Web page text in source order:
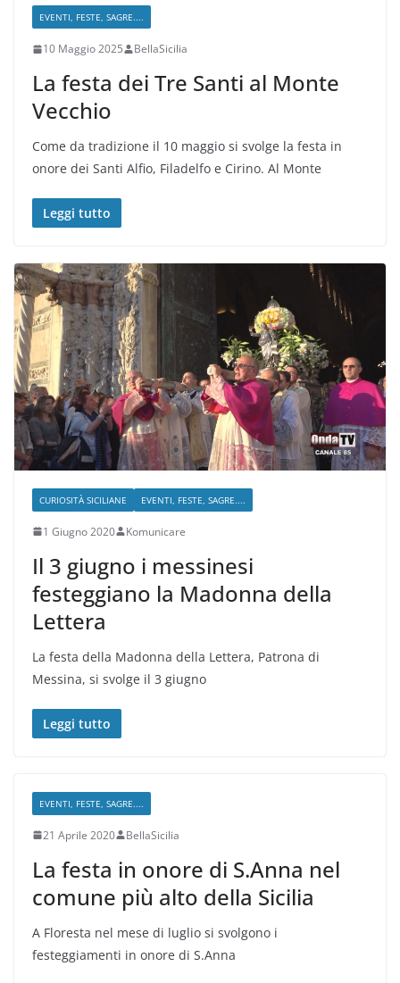
EVENTI, FESTE, SAGRE....
10 Maggio 2025 BellaSicilia
La festa dei Tre Santi al Monte
Vecchio
Come da tradizione il 10 maggio si svolge la festa in
onore dei Santi Alfio, Filadelfo e Cirino. Al Monte
Leggi tutto
CURIOSITÀ SICILIANE EVENTI, FESTE, SAGRE....
1 Giugno 2020 Komunicare
Il 3 giugno i messinesi
festeggiano la Madonna della
Lettera
La festa della Madonna della Lettera, Patrona di
Messina, si svolge il 3 giugno
Leggi tutto
EVENTI, FESTE, SAGRE....
21 Aprile 2020 BellaSicilia
La festa in onore di S.Anna nel
comune più alto della Sicilia
A Floresta nel mese di luglio si svolgono i
festeggiamenti in onore di S.Anna